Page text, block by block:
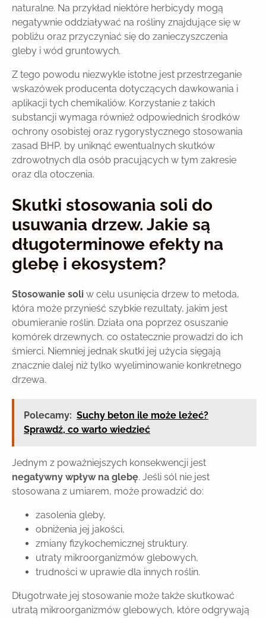
naturalne. Na przykład niektóre herbicydy mogą
negatywnie oddziaływać na rośliny znajdujące się w
pobliżu oraz przyczyniać się do zanieczyszczenia
gleby i wód gruntowych.
Z tego powodu niezwykle istotne jest przestrzeganie
wskazówek producenta dotyczących dawkowania i
aplikacji tych chemikaliów. Korzystanie z takich
substancji wymaga również odpowiednich środków
ochrony osobistej oraz rygorystycznego stosowania
zasad BHP, by uniknąć ewentualnych skutków
zdrowotnych dla osób pracujących w tym zakresie
oraz dla otoczenia.
Skutki stosowania soli do
usuwania drzew. Jakie są
długoterminowe efekty na
glebę i ekosystem?
Stosowanie soli w celu usunięcia drzew to metoda,
która może przynieść szybkie rezultaty, jakim jest
obumieranie roślin. Działa ona poprzez osuszanie
komórek drzewnych, co ostatecznie prowadzi do ich
śmierci. Niemniej jednak skutki jej użycia sięgają
znacznie dalej niż tylko wyeliminowanie konkretnego
drzewa.
Polecamy: Suchy beton ile może leżeć?
Sprawdź, co warto wiedzieć
Jednym z poważniejszych konsekwencji jest
negatywny wpływ na glebę. Jeśli sól nie jest
stosowana z umiarem, może prowadzić do:
zasolenia gleby,
obniżenia jej jakości,
zmiany fizykochemicznej struktury.
utraty mikroorganizmów glebowych,
trudności w uprawie dla innych roślin.
Długotrwałe jej stosowanie może także skutkować
utratą mikroorganizmów glebowych, które odgrywają